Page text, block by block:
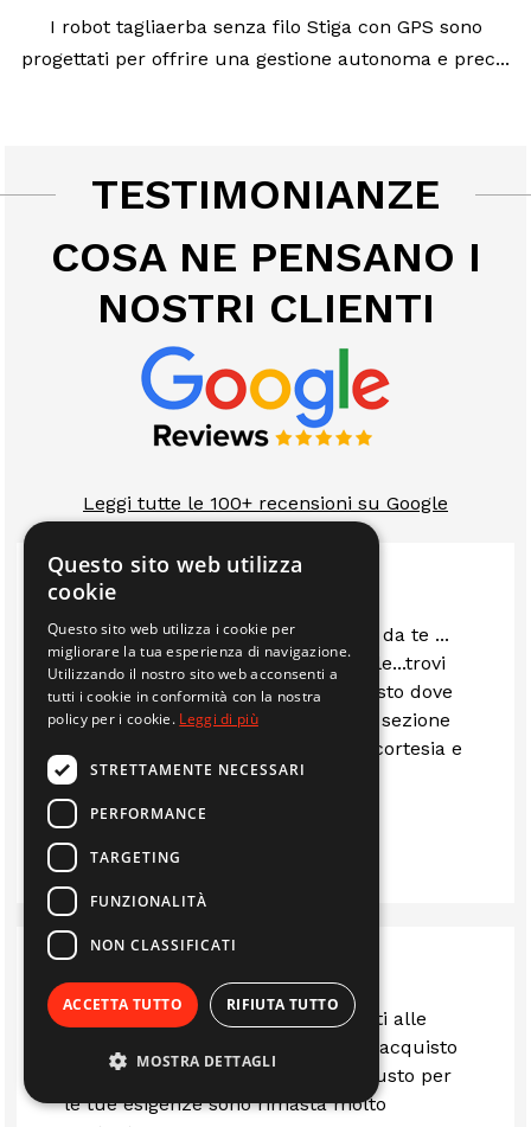
I robot tagliaerba senza filo Stiga con GPS sono
progettati per offrire una gestione autonoma e prec...
TESTIMONIANZE
COSA NE PENSANO I
NOSTRI CLIENTI
Leggi tutte le 100+ recensioni su Google
Tanti articoli dal giardinaggio al fai da te ...
riparazioni e ferramenta industriale...trovi
un po' di tutto. In aprile l'unico posto dove
trovavo l'alcol. dimenticavo ampia sezione
abbigliamento e scarpe da lavoro.cortesia e
prezzi onesti.
FILIPPO LOI
Gentilissimi, molto cordiali e attenti alle
richieste dei clienti ti guidano nell'acquisto
e ti aiutano a trovare il prodotto giusto per
le tue esigenze sono rimasta molto
Questo sito web utilizza
cookie
Questo sito web utilizza i cookie per
migliorare la tua esperienza di navigazione.
Utilizzando il nostro sito web acconsenti a
tutti i cookie in conformità con la nostra
policy per i cookie. Leggi di più
STRETTAMENTE NECESSARI
PERFORMANCE
TARGETING
FUNZIONALITÀ
NON CLASSIFICATI
ACCETTA TUTTO RIFIUTA TUTTO
MOSTRA DETTAGLI